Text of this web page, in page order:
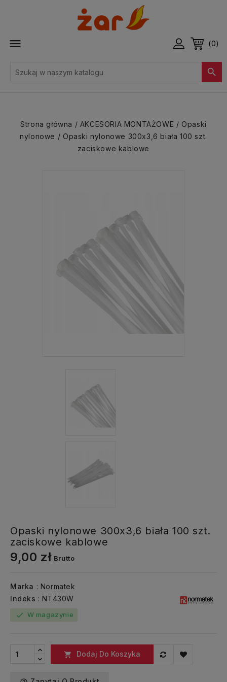
 (0)

Strona główna AKCESORIA MONTAŻOWE
Opaski
nylonowe
Opaski nylonowe 300x3,6 biała 100 szt.
zaciskowe kablowe
Opaski nylonowe 300x3,6 biała 100 szt.
zaciskowe kablowe
9,00 zł Brutto
Marka : Normatek
Indeks : NT430W
check W magazynie
 Dodaj Do Koszyka